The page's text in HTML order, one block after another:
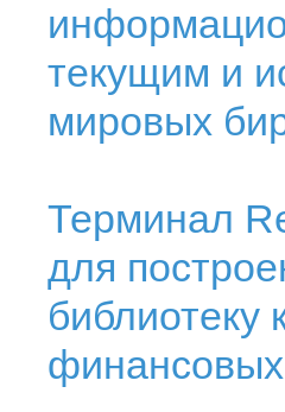
текущим и
мировых
Терминал
для
библиотеку